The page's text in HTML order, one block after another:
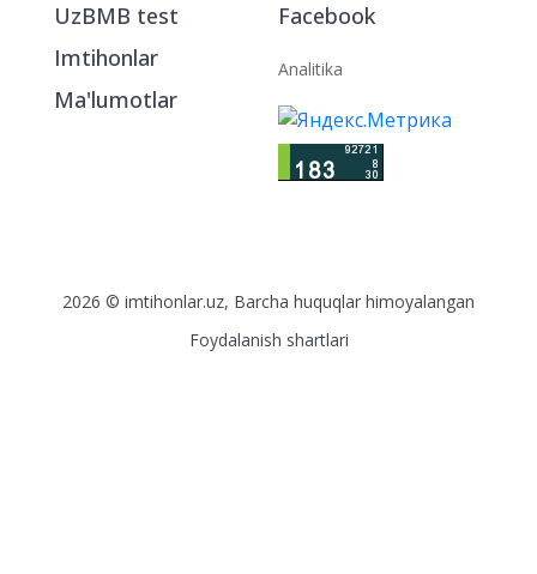
UzBMB test
Imtihonlar
Ma'lumotlar
Facebook
Analitika
2026 © imtihonlar.uz, Barcha huquqlar himoyalangan
Foydalanish shartlari